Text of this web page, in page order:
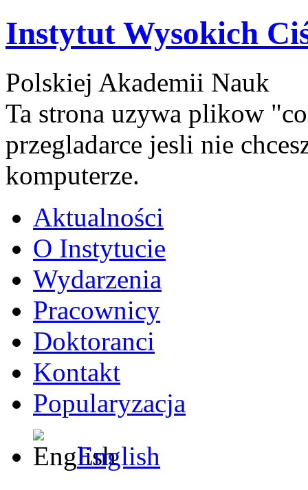
Instytut Wysokich
Polskiej Akademii Nauk
Ta strona uzywa plikow
przegladarce jesli nie
komputerze.
Aktualności
O Instytucie
Wydarzenia
Pracownicy
Doktoranci
Kontakt
Popularyzacja
English